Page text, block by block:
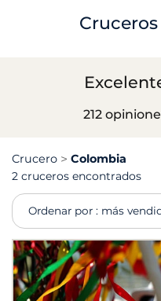
212
Crucero
Colombia
2 cruceros encontrados
Ordenar por : más